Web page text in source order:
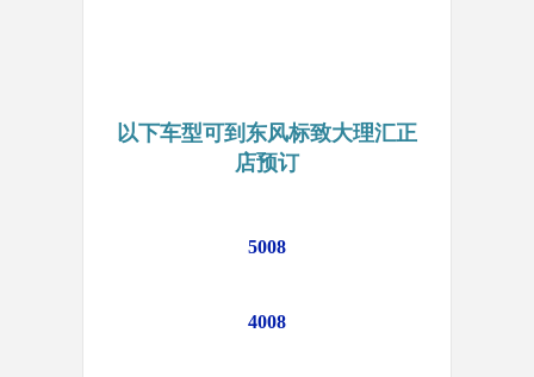
以下车型可到东风标致大理汇正
店预订
5008
4008